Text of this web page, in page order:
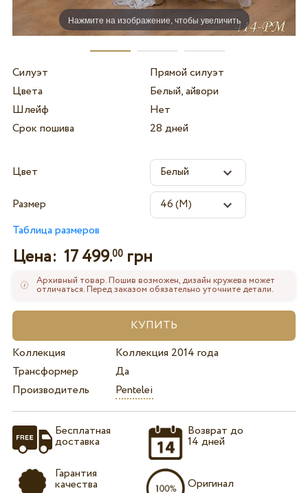
Нажмите на изображение, чтобы увеличить
Силуэт
Прямой силуэт
Цвета
Белый, айвори
Шлейф
Нет
Срок пошива
28 дней
Цвет
Размер
Таблица размеров
Цена: 17 499.00грн
Архивный товар. Пошив возможен, дизайн кружева может
отличаться. Перед заказом обязательно уточните детали.
Коллекция
Коллекция 2014 года
Трансформер
Да
Производитель
Pentelei
Бесплатная
доставка
Гарантия
качества
Возврат до
14 дней
Оригинал